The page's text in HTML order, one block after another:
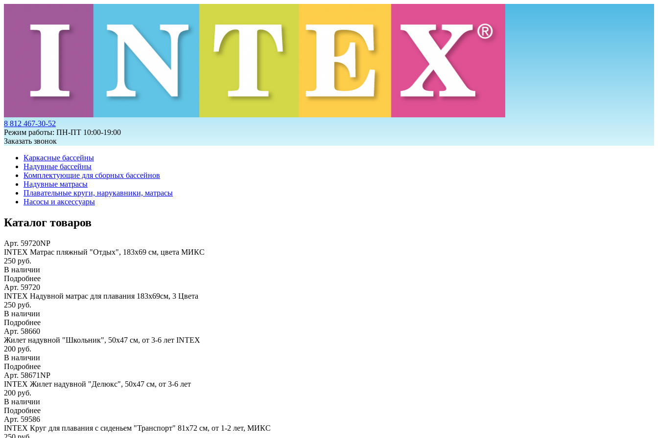
8 812 467-30-52
Режим работы: ПН-ПТ 10:00-19:00
Заказать звонок
Каркасные бассейны
Надувные бассейны
Комплектующие для сборных бассейнов
Надувные матрасы
Плавательные круги, нарукавники, матрасы
Насосы и аксессуары
Каталог товаров
Арт. 59720NP
INTEX Матрас пляжный "Отдых", 183х69 см, цвета МИКС
250 руб.
В наличии
Подробнее
Арт. 59720
INTEX Надувной матрас для плавания 183х69см, 3 Цвета
250 руб.
В наличии
Подробнее
Арт. 58660
Жилет надувной "Школьник", 50х47 см, от 3-6 лет INTEX
200 руб.
В наличии
Подробнее
Арт. 58671NP
INTEX Жилет надувной "Делюкс", 50х47 см, от 3-6 лет
200 руб.
В наличии
Подробнее
Арт. 59586
INTEX Круг для плавания с сиденьем "Транспорт" 81х72 см, от 1-2 лет, МИКС